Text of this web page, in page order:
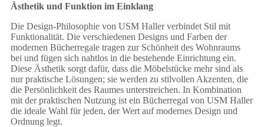
Ästhetik und Funktion im Einklang
Die Design-Philosophie von USM Haller verbindet Stil mit
Funktionalität. Die verschiedenen Designs und Farben der
modernen Bücherregale tragen zur Schönheit des Wohnraums
bei und fügen sich nahtlos in die bestehende Einrichtung ein.
Diese Ästhetik sorgt dafür, dass die Möbelstücke mehr sind als
nur praktische Lösungen; sie werden zu stilvollen Akzenten, die
die Persönlichkeit des Raumes unterstreichen. In Kombination
mit der praktischen Nutzung ist ein Bücherregal von USM Haller
die ideale Wahl für jeden, der Wert auf modernes Design und
Ordnung legt.